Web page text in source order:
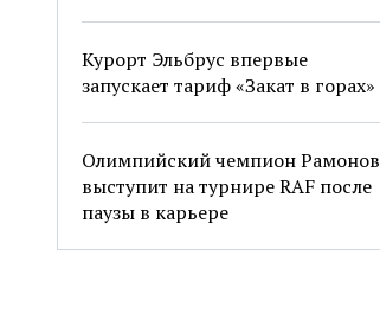
Курорт Эльбрус впервые
запускает тариф «Закат в горах»
Олимпийский чемпион Рамонов
выступит на турнире RAF после
паузы в карьере